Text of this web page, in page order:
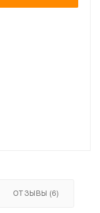
ОТЗЫВЫ (6)